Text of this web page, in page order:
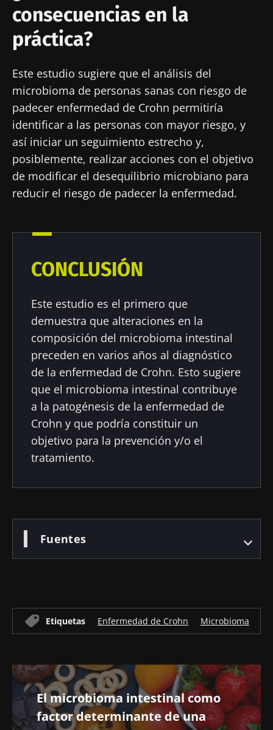
consecuencias en la
práctica?
Este estudio sugiere que el análisis del
microbioma de personas sanas con riesgo de
padecer enfermedad de Crohn permitiría
identificar a las personas con mayor riesgo, y
así iniciar un seguimiento estrecho y,
posiblemente, realizar acciones con el objetivo
de modificar el desequilibrio microbiano para
reducir el riesgo de padecer la enfermedad.
CONCLUSIÓN
Este estudio es el primero que
demuestra que alteraciones en la
composición del microbioma intestinal
preceden en varios años al diagnóstico
de la enfermedad de Crohn. Esto sugiere
que el microbioma intestinal contribuye
a la patogénesis de la enfermedad de
Crohn y que podría constituir un
objetivo para la prevención y/o el
tratamiento.
Fuentes
Etiquetas Enfermedad de Crohn Microbioma
El microbioma intestinal como
factor determinante de una